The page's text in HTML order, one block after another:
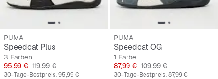
PUMA
Speedcat Plus
3 Farben
Preis
95,99 € Originalpreis
119,99 €
30-Tage-Bestpreis:95,99 €
PUMA
Speedcat OG
1 Farbe
Preis
87,99 € Originalpreis
109,99 €
30-Tage-Bestpreis:87,99 €